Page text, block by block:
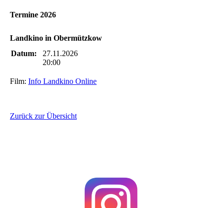
Termine 2026
Landkino in Obermützkow
Datum:
27.11.2026
20:00
Film: Info Landkino Online
Zurück zur Übersicht